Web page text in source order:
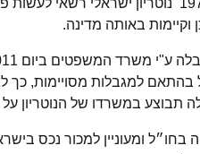
וקיימות באותה מדינה.
בהתאם למגבלות מסויימות, כך
של הנוטריון על פי תקנה 26(ב) לתקנות
ומעוניין למכור נכס